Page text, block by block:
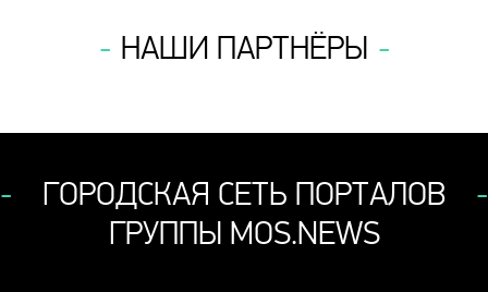
НАШИ ПАРТНЁРЫ
ГОРОДСКАЯ СЕТЬ ПОРТАЛОВ
ГРУППЫ MOS.NEWS